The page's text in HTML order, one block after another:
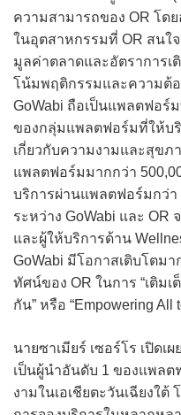
ความสามารถของ OR โด
ในอุตสาหกรรมที่ OR สนใ
มูลค่าตลาดและอัตราการเ
โน้มพฤติกรรมและความต้
GoWabi ถือเป็นแพลตฟอร์
ของกลุ่มแพลตฟอร์มที่ให้บ
เกี่ยวกับความงามและสุขภ
แพลตฟอร์มมากกว่า
บริการผ่านแพลตฟอร์มกว่า
ระหว่าง GoWabi และ OR
และผู้ให้บริการด้าน
GoWabi มีโอกาสเติบโตม
ทัศน์ของ OR ในการ “เติม
กัน” หรือ “Empowering All
นายซาเมียร์ เซอร์โร เปิดเ
เป็นผู้นำอันดับ 1 ของแพล
งามในเอเชียตะวันเฉียงใ